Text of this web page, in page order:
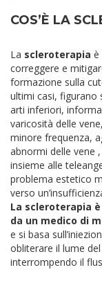
COS’È LA
La scleroterapia è
correggere e
formazione sulla
ultimi casi, figurano
arti inferiori,
varicosità delle
minore frequenza,
abnormi delle vene
insieme alle
problema estetico
verso
La scleroterapia
da un medico di
e si basa
obliterare il lume
interrompendo il